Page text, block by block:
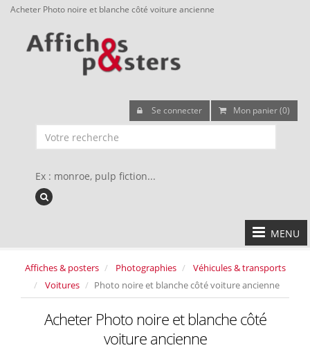
Acheter Photo noire et blanche côté voiture ancienne
Se connecter Mon panier (0)
Ex : monroe, pulp fiction...
MENU
Affiches & posters Photographies
Véhicules & transports
Voitures
Photo noire et blanche côté voiture ancienne
Acheter Photo noire et blanche côté
voiture ancienne